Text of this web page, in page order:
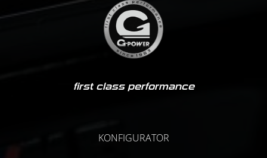
first class performance
KONFIGURATOR